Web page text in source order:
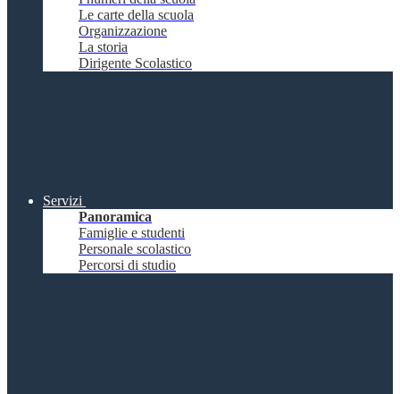
Le carte della scuola
Organizzazione
La storia
Dirigente Scolastico
Servizi
Panoramica
Famiglie e studenti
Personale scolastico
Percorsi di studio